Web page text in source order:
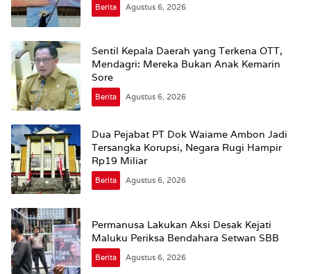
Berita Agustus 6, 2026
Sentil Kepala Daerah yang Terkena OTT,
Mendagri: Mereka Bukan Anak Kemarin
Sore
Berita Agustus 6, 2026
Dua Pejabat PT Dok Waiame Ambon Jadi
Tersangka Korupsi, Negara Rugi Hampir
Rp19 Miliar
Berita Agustus 6, 2026
Permanusa Lakukan Aksi Desak Kejati
Maluku Periksa Bendahara Setwan SBB
Berita Agustus 6, 2026